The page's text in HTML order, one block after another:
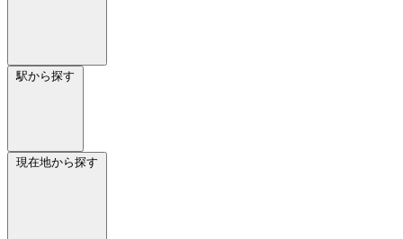
駅から探す
現在地から探す